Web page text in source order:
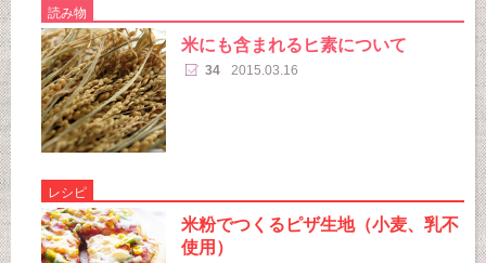
読み物
米にも含まれるヒ素について
34 2015.03.16
レシピ
米粉でつくるピザ生地（小麦、乳不
使用）